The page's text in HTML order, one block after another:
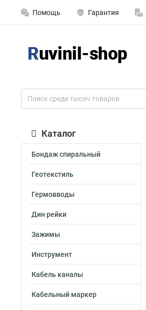
Помощь Гарантия
Каталог
Бондаж спиральный
Геотекстиль
Гермовводы
Дин рейки
Зажимы
Инструмент
Кабель каналы
Кабельный маркер